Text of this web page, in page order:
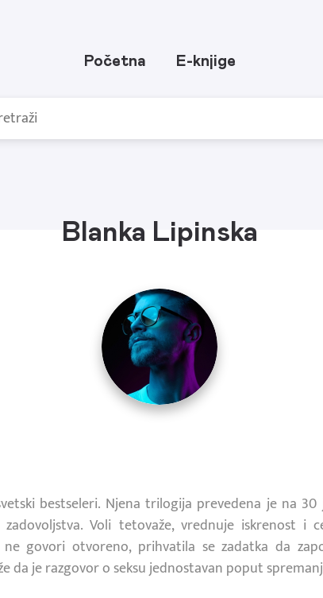
Početna E-knjige
Blanka Lipinska
bestseleri. Njena trilogija prevedena je na
Voli tetovaže, vrednuje iskrenost i
govori otvoreno, prihvatila se zadatka da
da je razgovor o seksu jednostavan poput